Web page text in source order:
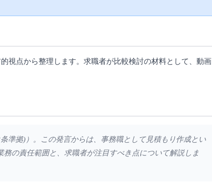
視点から整理します。求職者が比較検討の材料として、動画
準拠)）。この発言からは、事務職として見積もり作成とい
の責任範囲と、求職者が注目すべき点について解説しま